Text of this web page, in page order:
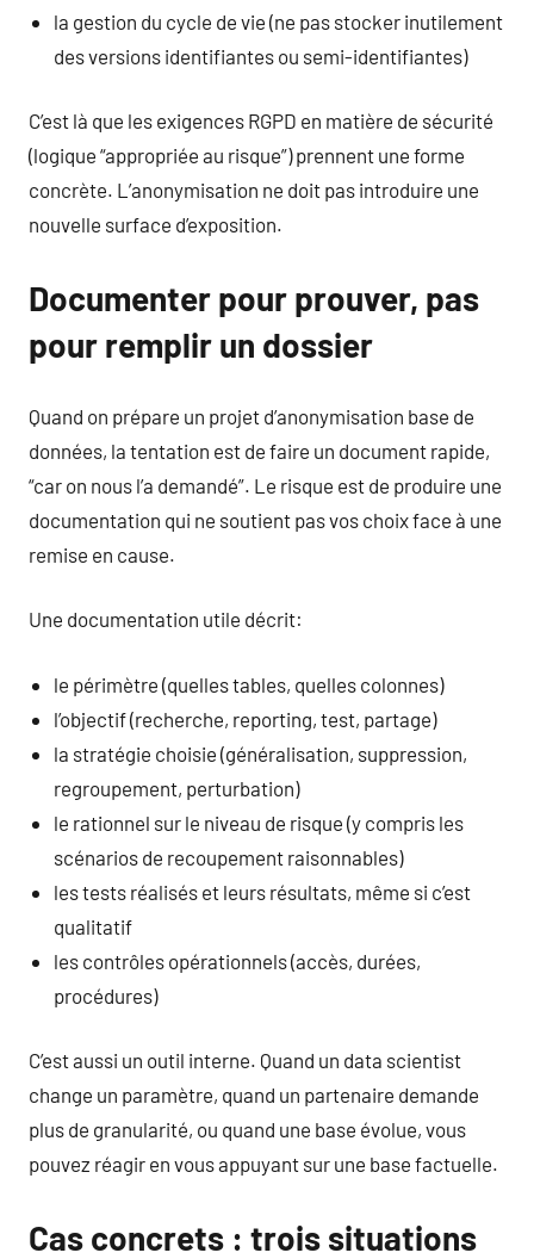
la gestion du cycle de vie (ne pas stocker inutilement
des versions identifiantes ou semi-identifiantes)
C’est là que les exigences RGPD en matière de sécurité
(logique “appropriée au risque”) prennent une forme
concrète. L’anonymisation ne doit pas introduire une
nouvelle surface d’exposition.
Documenter pour prouver, pas
pour remplir un dossier
Quand on prépare un projet d’anonymisation base de
données, la tentation est de faire un document rapide,
“car on nous l’a demandé”. Le risque est de produire une
documentation qui ne soutient pas vos choix face à une
remise en cause.
Une documentation utile décrit:
le périmètre (quelles tables, quelles colonnes)
l’objectif (recherche, reporting, test, partage)
la stratégie choisie (généralisation, suppression,
regroupement, perturbation)
le rationnel sur le niveau de risque (y compris les
scénarios de recoupement raisonnables)
les tests réalisés et leurs résultats, même si c’est
qualitatif
les contrôles opérationnels (accès, durées,
procédures)
C’est aussi un outil interne. Quand un data scientist
change un paramètre, quand un partenaire demande
plus de granularité, ou quand une base évolue, vous
pouvez réagir en vous appuyant sur une base factuelle.
Cas concrets : trois situations